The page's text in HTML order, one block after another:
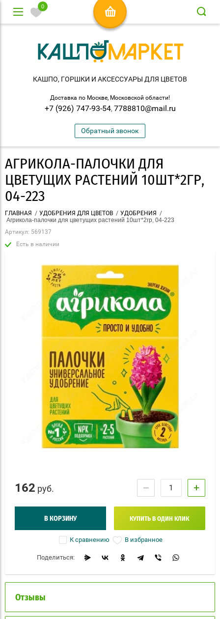
0
КАШПО, ГОРШКИ И АКСЕСCУАРЫ ДЛЯ ЦВЕТОВ
Доставка по Москве, Московской области!
+7 (926) 747-93-54, 7788810@mail.ru
Обратный звонок
АГРИКОЛА-ПАЛОЧКИ ДЛЯ
ЦВЕТУЩИХ РАСТЕНИЙ 10ШТ*2ГР,
04-223
ГЛАВНАЯ / УДОБРЕНИЯ ДЛЯ ЦВЕТОВ / УДОБРЕНИЯ /
Агрикола-палочки для цветущих растений 10шт*2гр, 04-223
Артикул: 569137
Есть в наличии
162 руб. − +
В КОРЗИНУ КУПИТЬ В ОДИН КЛИК
К сравнению В избранное
Поделиться:
Отзывы